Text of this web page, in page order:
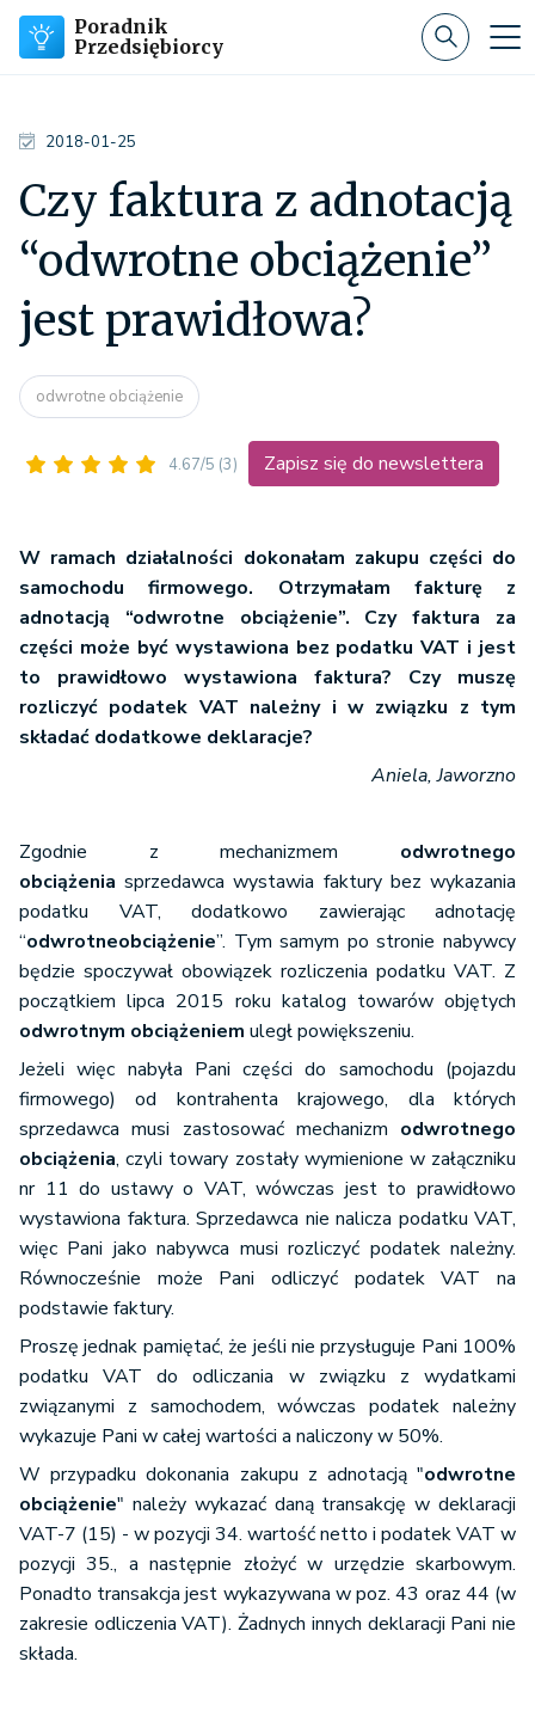
Poradnik
Przedsiębiorcy
2018-01-25
Czy faktura z adnotacją
“odwrotne obciążenie”
jest prawidłowa?
odwrotne obciążenie
4.67/5 (3) Zapisz się do newslettera
W ramach działalności dokonałam zakupu części do
samochodu firmowego. Otrzymałam fakturę z
adnotacją “odwrotne obciążenie”. Czy faktura za
części może być wystawiona bez podatku VAT i jest
to prawidłowo wystawiona faktura? Czy muszę
rozliczyć podatek VAT należny i w związku z tym
składać dodatkowe deklaracje?
Aniela, Jaworzno
Zgodnie z mechanizmem odwrotnego
obciążenia sprzedawca wystawia faktury bez wykazania
podatku VAT, dodatkowo zawierając adnotację
“odwrotneobciążenie”. Tym samym po stronie nabywcy
będzie spoczywał obowiązek rozliczenia podatku VAT. Z
początkiem lipca 2015 roku katalog towarów objętych
odwrotnym obciążeniem uległ powiększeniu.
Jeżeli więc nabyła Pani części do samochodu (pojazdu
firmowego) od kontrahenta krajowego, dla których
sprzedawca musi zastosować mechanizm odwrotnego
obciążenia, czyli towary zostały wymienione w załączniku
nr 11 do ustawy o VAT, wówczas jest to prawidłowo
wystawiona faktura. Sprzedawca nie nalicza podatku VAT,
więc Pani jako nabywca musi rozliczyć podatek należny.
Równocześnie może Pani odliczyć podatek VAT na
podstawie faktury.
Proszę jednak pamiętać, że jeśli nie przysługuje Pani 100%
podatku VAT do odliczania w związku z wydatkami
związanymi z samochodem, wówczas podatek należny
wykazuje Pani w całej wartości a naliczony w 50%.
W przypadku dokonania zakupu z adnotacją "odwrotne
obciążenie" należy wykazać daną transakcję w deklaracji
VAT-7 (15) - w pozycji 34. wartość netto i podatek VAT w
pozycji 35., a następnie złożyć w urzędzie skarbowym.
Ponadto transakcja jest wykazywana w poz. 43 oraz 44 (w
zakresie odliczenia VAT). Żadnych innych deklaracji Pani nie
składa.